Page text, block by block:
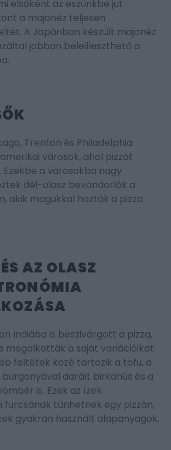
elsőként az eszünkbe jut.
a majonéz teljesen
A Japánban készült majonéz
jobban beleilleszthető a
Trenton és Philadelphia
városok, ahol pizzát
Ezekbe a városokba nagy
dél-olasz bevándorlók a
akik magukkal hozták a pizza
AZ OLASZ
Indiába is beszivárgott a pizza,
megalkották a saját variációikat.
feltétek közé tartozik a tofu, a
darált birkahús és a
is. Ezek az ízek
furcsának tűnhetnek egy pizzán,
gyakran használt alapanyagok.